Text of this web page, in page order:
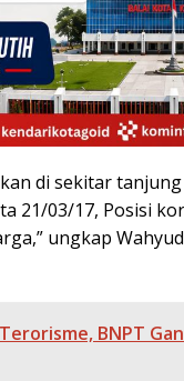
di sekitar
21/03/17, Posisi
ungkap
BNPT